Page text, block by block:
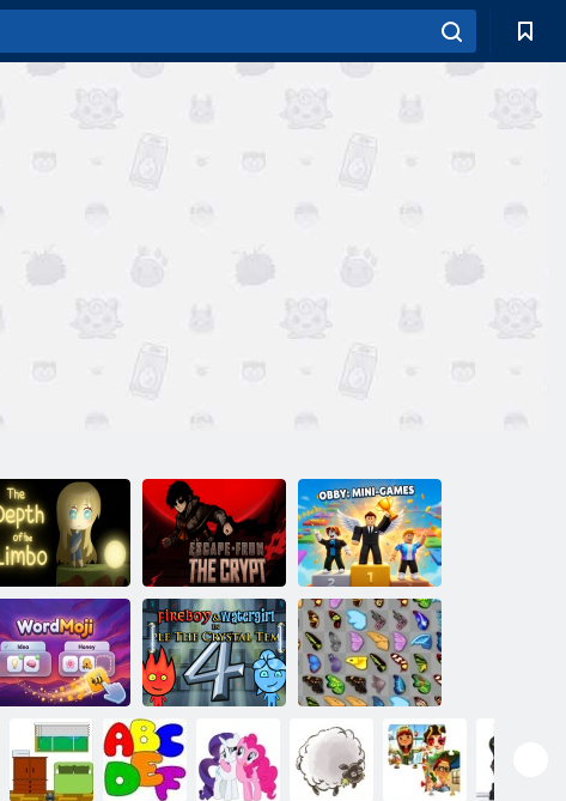
Die Tiefe der
Schwebe
Flucht aus der
Krypta
Obby:
Minispiele
WordMoji
Feuer und
Wasser 4:
Kristalltempel
Schmetterlings
Kyodai